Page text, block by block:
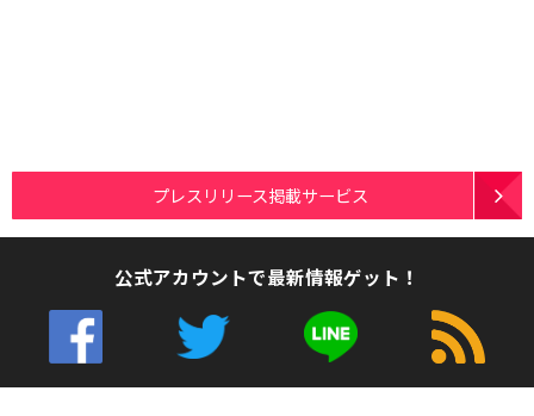
プレスリリース掲載サービス
公式アカウントで最新情報ゲット！